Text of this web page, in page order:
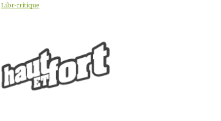
Libr-critique